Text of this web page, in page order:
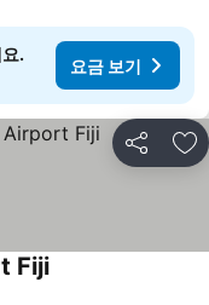
.
요금 보기
공유 즐
Fiji